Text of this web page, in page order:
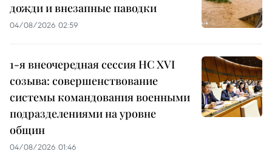
дожди и внезапные паводки
04/08/2026 02:59
1-я внеочередная сессия НС XVI
созыва: совершенствование
системы командования военными
подразделениями на уровне
общин
04/08/2026 01:46